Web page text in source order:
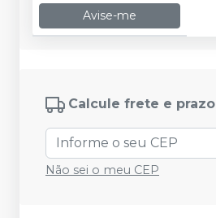
Avise-me
Calcule frete e prazo
Não sei o meu CEP